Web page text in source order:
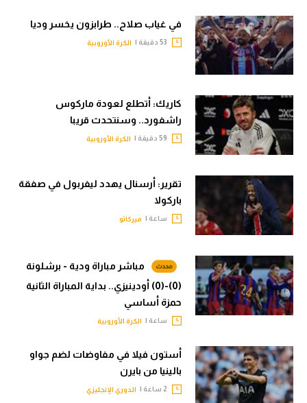
في غياب صلاح.. طرابزون يخسر وديا
الكرة الأوروبية
كاريك: أتطلع لعودة ماركوس
راشفورد.. وسنتحدث قريبا
الكرة الأوروبية
تقرير: أرسنال يهدد ليفربول في صفقة
باركولا
ساعة | ميركاتو
مباشر مباراة ودية - برشلونة
(0)-(0) أودينيزي.. بداية المباراة الثانية
حمزة أساسي
ساعة | الكرة الأوروبية
أستون فيلا في مفاوضات لضم جواو
بالينيا من بايرن
الدوري الإنجليزي